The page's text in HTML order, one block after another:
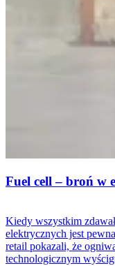
Fuel cell – broń w
Kiedy wszystkim
elektrycznych jest
retail pokazali, że
technologicznym